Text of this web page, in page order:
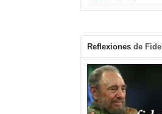
Reflexiones de Fidel